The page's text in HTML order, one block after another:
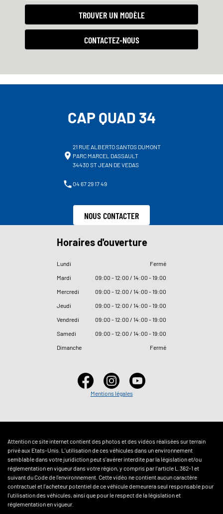
TROUVER UN MODÈLE
CONTACTEZ-NOUS
CAP QUAD 34
21 RUE ALBERTO SANTOS DUMONT
PARC MARCEL DASSAULT
34430 ST JEAN DE VEDAS
04 67 29 17 49
NOUS CONTACTER
Horaires d'ouverture
Lundi
Fermé
Mardi
09:00 - 12:00 / 14:00 - 19:00
Mercredi
09:00 - 12:00 / 14:00 - 19:00
Jeudi
09:00 - 12:00 / 14:00 - 19:00
Vendredi
09:00 - 12:00 / 14:00 - 19:00
Samedi
09:00 - 12:00 / 14:00 - 19:00
Dimanche
Fermé
Mentions légales
Attention ce site internet contient des photos et des vidéos réalisées sur terrain
privé aux Etats-Unis. L'utilisation de ces véhicules dans un environnement
semblable dans votre juridiction peut s'avérer interdite par la législation et/ou
réglementation en vigueur dans votre région, y compris par l'article L.362-1 et
suivant du Code de l'environnement. Cette vidéo ne contient aucun caractère
contractuel et l'acheteur potentiel de ce véhicule demeurera seul responsable pour
l'utilisation des véhicules, ainsi que pour le respect de la législation et
réglementation en vigueur.